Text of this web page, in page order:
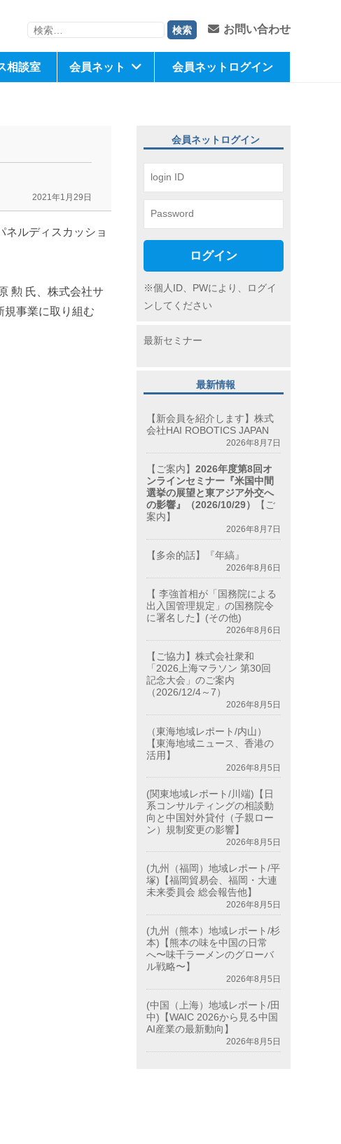
検
お問い合わせ
相談室 会員ネット 会員ネットログイン
2021年1月29日
ネルディスカッショ
勲 氏、株式会社サ
規事業に取り組む
会員ネットログイン
ログイン
※個人ID、PWにより、ログイ
ンしてください
最新セミナー
最新情報
【新会員を紹介します】株式
会社HAI ROBOTICS JAPAN
2026年8月7日
【ご案内】2026年度第8回オ
ンラインセミナー『米国中間
選挙の展望と東アジア外交へ
の影響』（2026/10/29）
【ご
案内】
2026年8月7日
【多余的話】『年縞』
2026年8月6日
【 李強首相が「国務院による
出入国管理規定」の国務院令
に署名した】(その他)
2026年8月6日
【ご協力】株式会社衆和
「2026上海マラソン 第30回
記念大会」のご案内
（2026/12/4～7）
2026年8月5日
（東海地域レポート/内山）
【東海地域ニュース、香港の
活用】
2026年8月5日
(関東地域レポート/川端)【日
系コンサルティングの相談動
向と中国対外貸付（子親ロー
ン）規制変更の影響】
2026年8月5日
(九州（福岡）地域レポート/平
塚)【福岡貿易会、福岡・大連
未来委員会 総会報告他】
2026年8月5日
(九州（熊本）地域レポート/杉
本)【熊本の味を中国の日常
へ〜味千ラーメンのグローバ
ル戦略〜】
2026年8月5日
(中国（上海）地域レポート/田
中)【WAIC 2026から見る中国
AI産業の最新動向】
2026年8月5日